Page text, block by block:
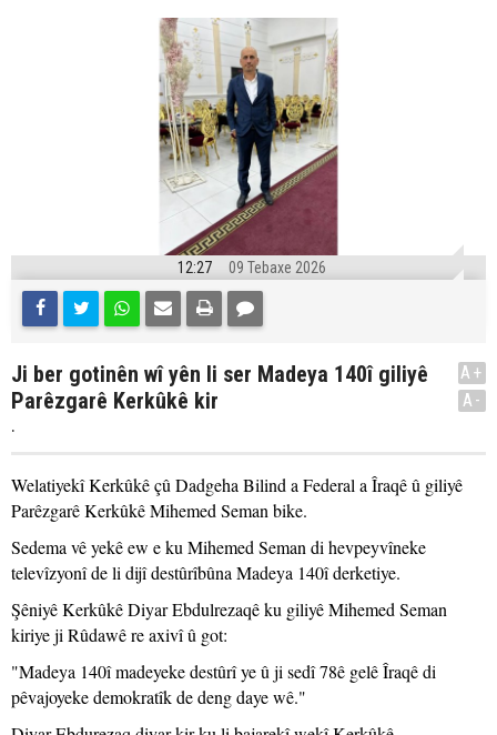
12:27 09 Tebaxe 2026
Ji ber gotinên wî yên li ser Madeya 140î giliyê
Parêzgarê Kerkûkê kir
.
A+
A-
Welatiyekî Kerkûkê çû Dadgeha Bilind a Federal a Îraqê û giliyê
Parêzgarê Kerkûkê Mihemed Seman bike.
Sedema vê yekê ew e ku Mihemed Seman di hevpeyvîneke
televîzyonî de li dijî destûrîbûna Madeya 140î derketiye.
Şêniyê Kerkûkê Diyar Ebdulrezaqê ku giliyê Mihemed Seman
kiriye ji Rûdawê re axivî û got:
"Madeya 140î madeyeke destûrî ye û ji sedî 78ê gelê Îraqê di
pêvajoyeke demokratîk de deng daye wê."